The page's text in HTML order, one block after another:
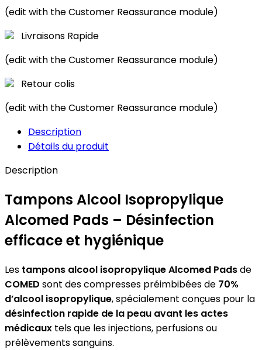
(edit with the Customer Reassurance module)
Livraisons Rapide
(edit with the Customer Reassurance module)
Retour colis
(edit with the Customer Reassurance module)
Description
Détails du produit
Description
Tampons Alcool Isopropylique
Alcomed Pads – Désinfection
efficace et hygiénique
Les tampons alcool isopropylique Alcomed Padsde
COMED sont des compresses préimbibées de 70%
d’alcool isopropylique, spécialement conçues pour la
désinfection rapide de la peau avant les actes
médicaux tels que les injections, perfusions ou
prélèvements sanguins.